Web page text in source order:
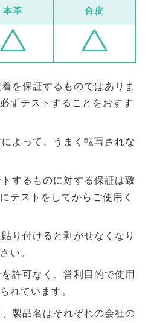
本革 合皮
を保証するものではありま
ずテストすることをおすす
よって、うまく転写されな
するものに対する保証は致
テストをしてからご使用く
り付けると剥がせなくなり
い。
許可なく、営利目的で使用
れています。
製品名はそれぞれの会社の